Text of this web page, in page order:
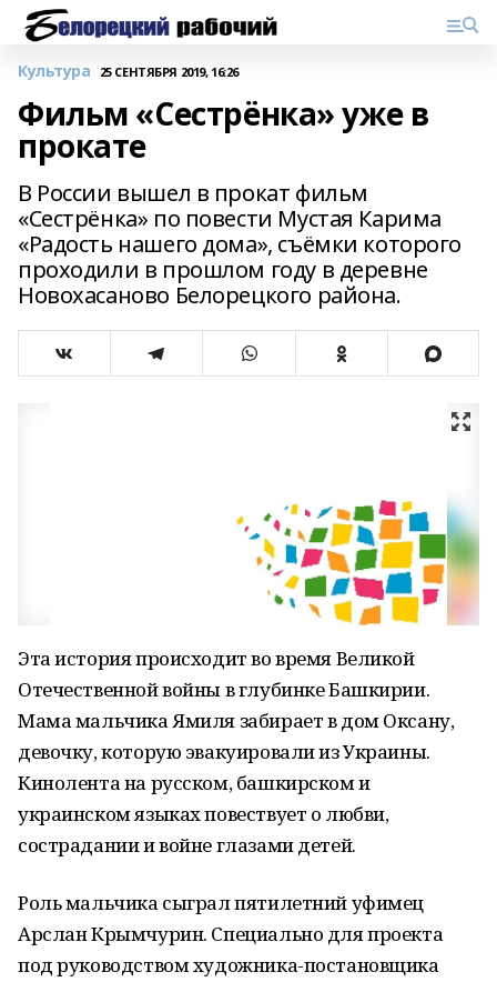
Культура 25 СЕНТЯБРЯ 2019, 16:26
Фильм «Сестрёнка» уже в
прокате
В России вышел в прокат фильм
«Сестрёнка» по повести Мустая Карима
«Радость нашего дома», съёмки которого
проходили в прошлом году в деревне
Новохасаново Белорецкого района.
Эта история происходит во время Великой
Отечественной войны в глубинке Башкирии.
Мама мальчика Ямиля забирает в дом Оксану,
девочку, которую эвакуировали из Украины.
Кинолента на русском, башкирском и
украинском языках повествует о любви,
сострадании и войне глазами детей.
Роль мальчика сыграл пятилетний уфимец
Арслан Крымчурин. Специально для проекта
под руководством художника-постановщика